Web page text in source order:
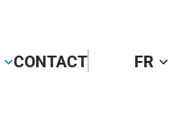
CONTACT FR